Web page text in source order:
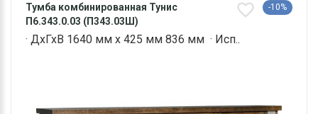
Тумба комбинированная Тунис
П6.343.0.03 (П343.03Ш)
-10%
· ДхГхВ 1640 мм х 425 мм 836 мм · Исп..